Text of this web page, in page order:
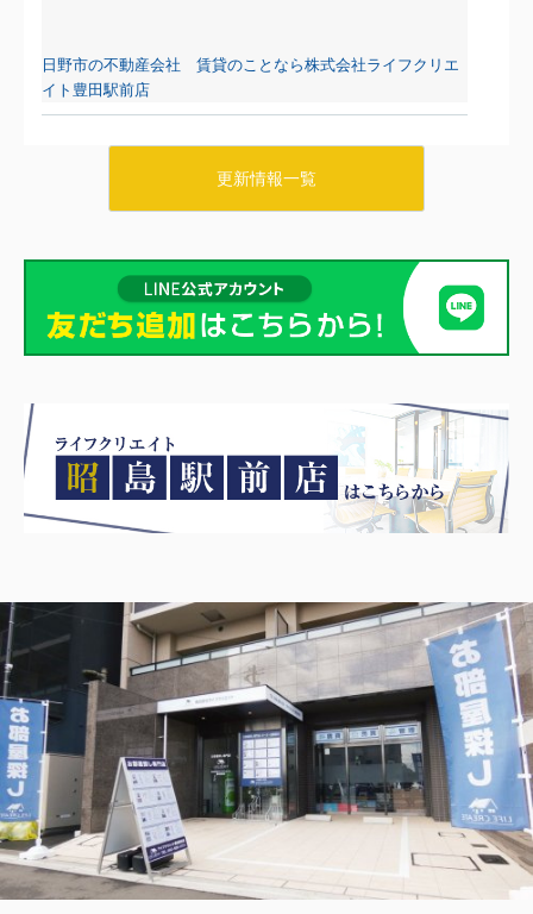
日野市の不動産会社 賃貸のことなら株式会社ライフクリエ
イト豊田駅前店
日野・豊田・八王子の賃貸物件情報をUPしました！
マーベリー石川205
7.8万円
東京都八王子市石川町984-1
中央線 日野駅 徒歩26分
物件詳細へ
日野市の不動産会社 賃貸のことなら株式会社ライフクリエ
イト豊田駅前店
2026.08.05
日野・豊田・八王子の賃貸物件情報をUPしました！
6.5万円
東京都日野市高幡680-12
京王線 高幡不動駅 徒歩6分
物件詳細へ
日野市の不動産会社 賃貸のことなら株式会社ライフクリエ
イト豊田駅前店
2026.08.04
日野市で一人暮らしを始めたい方必
見！賃貸の初期費用を抑えるコ...
更新情報一覧